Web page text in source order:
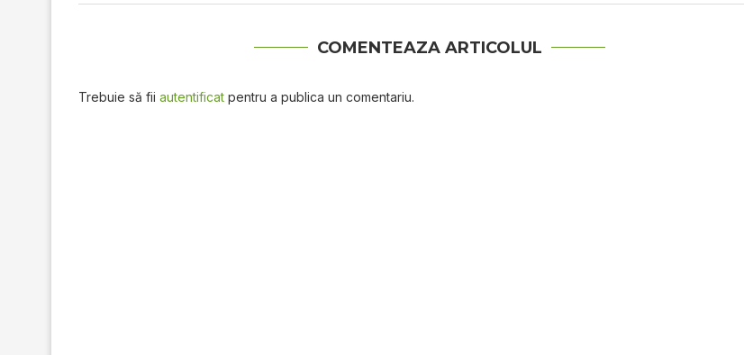
COMENTEAZA ARTICOLUL
Trebuie să fii autentificat pentru a publica un comentariu.